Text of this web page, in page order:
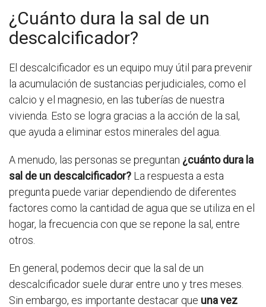
¿Cuánto dura la sal de un
descalcificador?
El descalcificador es un equipo muy útil para prevenir
la acumulación de sustancias perjudiciales, como el
calcio y el magnesio, en las tuberías de nuestra
vivienda. Esto se logra gracias a la acción de la sal,
que ayuda a eliminar estos minerales del agua.
A menudo, las personas se preguntan ¿cuánto dura la
sal de un descalcificador? La respuesta a esta
pregunta puede variar dependiendo de diferentes
factores como la cantidad de agua que se utiliza en el
hogar, la frecuencia con que se repone la sal, entre
otros.
En general, podemos decir que la sal de un
descalcificador suele durar entre uno y tres meses.
Sin embargo, es importante destacar que una vez